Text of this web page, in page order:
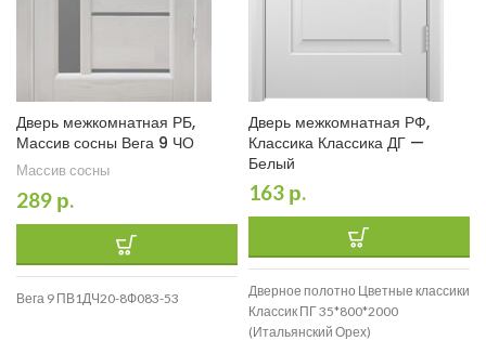
Дверь межкомнатная РБ,
Массив сосны Вега 9 ЧО
Массив сосны
289 р.
Вега 9 ПВ1ДЧ20-8Ф083-53
Дверь межкомнатная РФ,
Классика Классика ДГ —
Белый
163 р.
Дверное полотно Цветные классики
Классик ПГ 35*800*2000
(Итальянский Орех)